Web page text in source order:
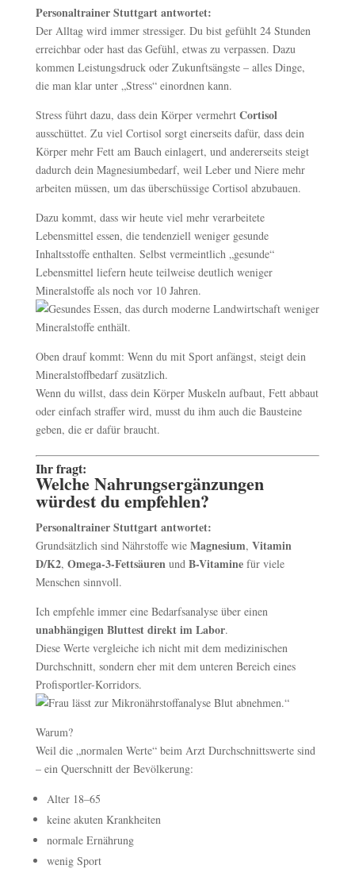
Personaltrainer Stuttgart antwortet:
Der Alltag wird immer stressiger. Du bist gefühlt 24 Stunden
erreichbar oder hast das Gefühl, etwas zu verpassen. Dazu
kommen Leistungsdruck oder Zukunftsängste – alles Dinge,
die man klar unter „Stress“ einordnen kann.
Stress führt dazu, dass dein Körper vermehrt Cortisol
ausschüttet. Zu viel Cortisol sorgt einerseits dafür, dass dein
Körper mehr Fett am Bauch einlagert, und andererseits steigt
dadurch dein Magnesiumbedarf, weil Leber und Niere mehr
arbeiten müssen, um das überschüssige Cortisol abzubauen.
Dazu kommt, dass wir heute viel mehr verarbeitete
Lebensmittel essen, die tendenziell weniger gesunde
Inhaltsstoffe enthalten. Selbst vermeintlich „gesunde“
Lebensmittel liefern heute teilweise deutlich weniger
Mineralstoffe als noch vor 10 Jahren.
Oben drauf kommt: Wenn du mit Sport anfängst, steigt dein
Mineralstoffbedarf zusätzlich.
Wenn du willst, dass dein Körper Muskeln aufbaut, Fett abbaut
oder einfach straffer wird, musst du ihm auch die Bausteine
geben, die er dafür braucht.
Ihr fragt:
Welche Nahrungsergänzungen
würdest du empfehlen?
Personaltrainer Stuttgart antwortet:
Grundsätzlich sind Nährstoffe wie Magnesium, Vitamin
D/K2, Omega-3-Fettsäurenund B-Vitaminefür viele
Menschen sinnvoll.
Ich empfehle immer eine Bedarfsanalyse über einen
unabhängigen Bluttest direkt im Labor.
Diese Werte vergleiche ich nicht mit dem medizinischen
Durchschnitt, sondern eher mit dem unteren Bereich eines
Profisportler-Korridors.
Warum?
Weil die „normalen Werte“ beim Arzt Durchschnittswerte sind
– ein Querschnitt der Bevölkerung:
Alter 18–65
keine akuten Krankheiten
normale Ernährung
wenig Sport